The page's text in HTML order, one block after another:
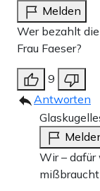
Melden
Wer bezahlt
Frau Faeser?
9
Antworten
Wir – dafür
mißbraucht